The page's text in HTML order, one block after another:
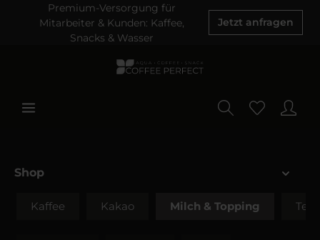
Premium-Versorgung für
Mitarbeiter & Kunden: Kaffee,
Snacks & Wasser
Jetzt anfragen
Shop
Kaffee Kakao Milch & Topping Tee